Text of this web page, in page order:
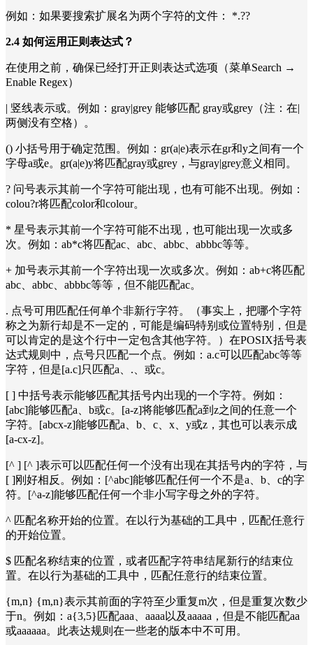
例如：如果要搜索扩展名为两个字符的文件： *.??
2.4 如何运用正则表达式？
在使用之前，确保已经打开正则表达式选项（菜单Search →
Enable Regex）
| 竖线表示或。例如：gray|grey 能够匹配 gray或grey（注：在|
两侧没有空格）。
() 小括号用于确定范围。例如：gr(a|e)表示在gr和y之间有一个
字母a或e。gr(a|e)y将匹配gray或grey，与gray|grey意义相同。
? 问号表示其前一个字符可能出现，也有可能不出现。例如：
colou?r将匹配color和colour。
* 星号表示其前一个字符可能不出现，也可能出现一次或多
次。例如：ab*c将匹配ac、abc、abbc、abbbc等等。
+ 加号表示其前一个字符出现一次或多次。例如：ab+c将匹配
abc、abbc、abbbc等等，但不能匹配ac。
. 点号可用匹配任何单个非新行字符。（事实上，把哪个字符
称之为新行却是不一定的，可能是编码特别或位置特别，但是
可以肯定的是这个行中一定包含其他字符。）在POSIX括号表
达式规则中，点号只匹配一个点。例如：a.c可以匹配abc等等
字符，但是[a.c]只匹配a、.、或c。
[ ] 中括号表示能够匹配其括号内出现的一个字符。例如：
[abc]能够匹配a、b或c。[a-z]将能够匹配a到z之间的任意一个
字符。[abcx-z]能够匹配a、b、c、x、y或z，其也可以表示成
[a-cx-z]。
[^ ] [^ ]表示可以匹配任何一个没有出现在其括号内的字符，与
[ ]刚好相反。例如：[^abc]能够匹配任何一个不是a、b、c的字
符。[^a-z]能够匹配任何一个非小写字母之外的字符。
^ 匹配名称开始的位置。在以行为基础的工具中，匹配任意行
的开始位置。
$ 匹配名称结束的位置，或者匹配字符串结尾新行的结束位
置。在以行为基础的工具中，匹配任意行的结束位置。
{m,n} {m,n}表示其前面的字符至少重复m次，但是重复次数少
于n。例如：a{3,5}匹配aaa、aaaa以及aaaaa，但是不能匹配aa
或aaaaaa。此表达规则在一些老的版本中不可用。